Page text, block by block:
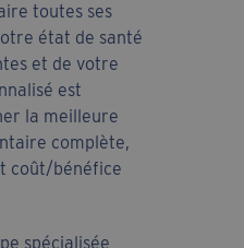
toutes ses
état de santé
et de votre
est
la meilleure
complète,
coût/bénéfice
spécialisée